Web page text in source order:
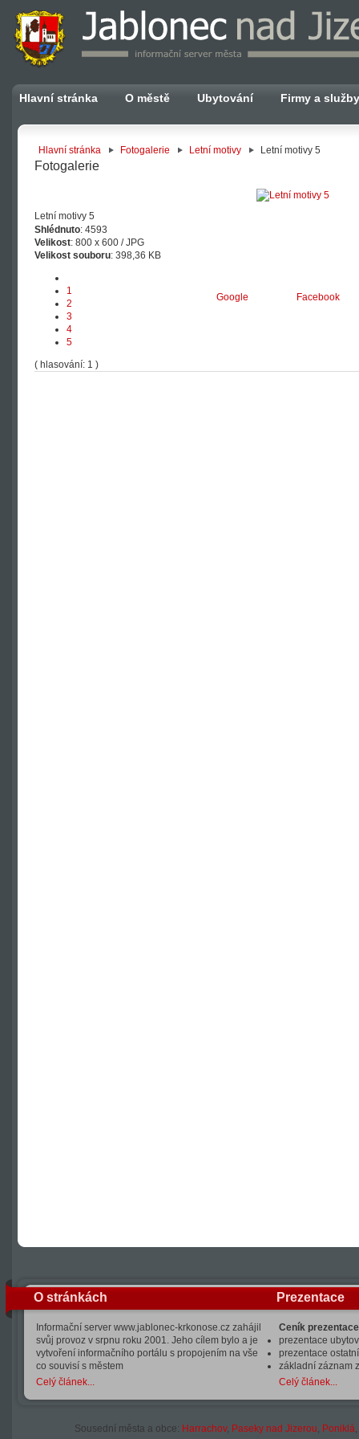
Hlavní stránka O městě Ubytování Firmy a služby
Hlavní stránka Fotogalerie Letní motivy Letní motivy 5
Fotogalerie
Letní motivy 5
Shlédnuto: 4593
Velikost: 800 x 600 / JPG
Velikost souboru: 398,36 KB
1
2
3
4
5
( hlasování: 1 )
Google Facebook
O stránkách
Informační server www.jablonec-krkonose.cz zahájil
svůj provoz v srpnu roku 2001. Jeho cílem bylo a je
vytvoření informačního portálu s propojením na vše
co souvisí s městem
Celý článek...
Prezentace
Ceník
prezentace
prezentace
základní záznam
Celý článek...
Sousední města a obce: Harrachov, Paseky nad Jizerou, Poniklá,